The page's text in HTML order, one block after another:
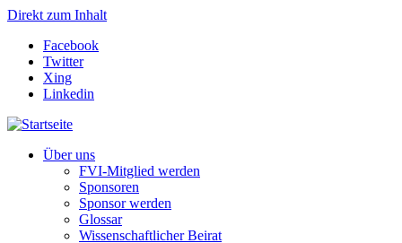
Direkt zum Inhalt
Facebook
Twitter
Xing
Linkedin
Über uns
FVI-Mitglied werden
Sponsoren
Sponsor werden
Glossar
Wissenschaftlicher Beirat